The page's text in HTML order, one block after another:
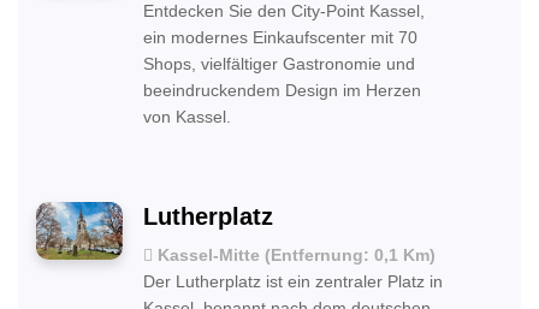
Entdecken Sie den City-Point Kassel,
ein modernes Einkaufscenter mit 70
Shops, vielfältiger Gastronomie und
beeindruckendem Design im Herzen
von Kassel.
Lutherplatz
Kassel-Mitte (Entfernung: 0,1 Km)
Der Lutherplatz ist ein zentraler Platz in